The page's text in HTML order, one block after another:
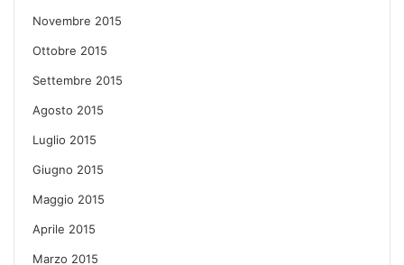
Novembre 2015
Ottobre 2015
Settembre 2015
Agosto 2015
Luglio 2015
Giugno 2015
Maggio 2015
Aprile 2015
Marzo 2015